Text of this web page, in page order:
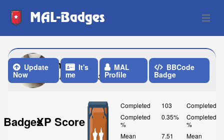
MAL-Badges Open
nya
Last Update: 3 Weeks ago
Update
Now
It's
me
MAL
Profile
BBCode
Badge
BadgesXP Score
Completed
103
Completed
%
0.35%
Mean
7.51
Completed
Completed
%
Mean